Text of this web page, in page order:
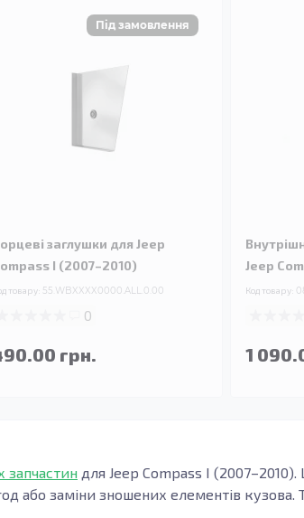
заглушки для Jeep
I (2007–2010)
товару: 55.WBXXXX0000.ALL.0.00
0
грн.
Jeep
Код товару:
1
запчастин для Jeep Compass I (2007–2010).
або заміни зношених елементів